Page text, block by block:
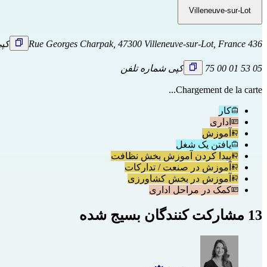
Villeneuve-sur-Lot
436 Rue Georges Charpak, 47300 Villeneuve-sur-Lot, France
05 53 01 00 75 کپی شماره تلفن
Chargement de la carte...
کار
اداری
آموزش
یافتن یک شغل
پیدا کردن آموزش بخش نظافت
آموزش در صنعت / تدارکات
آموزش در بخش کشاورزی
کمک در مراحل اداری
13 مشارکت کنندگان بسیج شده